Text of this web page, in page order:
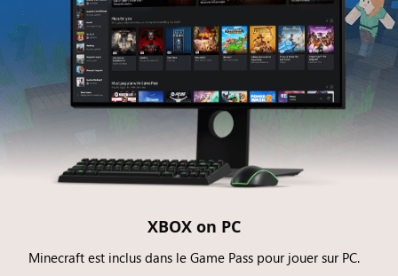
XBOX on PC
Minecraft est inclus dans le Game Pass pour jouer sur PC.